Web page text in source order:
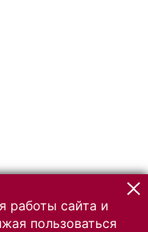
работы сайта и
пользоваться